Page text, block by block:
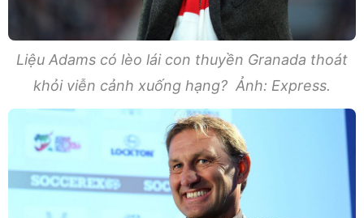
Liệu Adams có lèo lái con thuyền Granada thoát
khỏi viễn cảnh xuống hạng? Ảnh: Express.